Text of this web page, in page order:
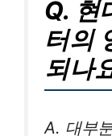
Q. 현
터의
되나
A. 대부